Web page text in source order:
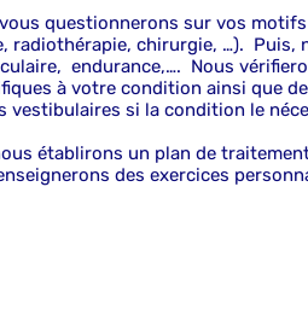
questionnerons sur vos
radiothérapie, chirurgie, …).
endurance,…. Nous
à votre condition ainsi que
vestibulaires si la condition le
établirons un plan de
des exercices